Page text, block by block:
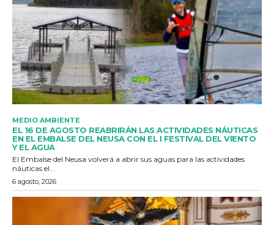
MEDIO AMBIENTE
EL 16 DE AGOSTO REABRIRÁN LAS ACTIVIDADES NÁUTICAS
EN EL EMBALSE DEL NEUSA CON EL I FESTIVAL DEL VIENTO
Y EL AGUA
El Embalse del Neusa volverá a abrir sus aguas para las actividades
náuticas el...
6 agosto, 2026